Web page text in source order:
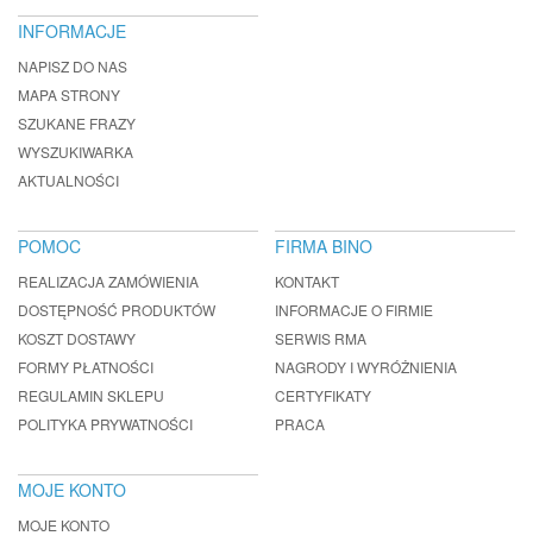
INFORMACJE
NAPISZ DO NAS
MAPA STRONY
SZUKANE FRAZY
WYSZUKIWARKA
AKTUALNOŚCI
POMOC
REALIZACJA ZAMÓWIENIA
DOSTĘPNOŚĆ PRODUKTÓW
KOSZT DOSTAWY
FORMY PŁATNOŚCI
REGULAMIN SKLEPU
POLITYKA PRYWATNOŚCI
FIRMA BINO
KONTAKT
INFORMACJE O FIRMIE
SERWIS RMA
NAGRODY I WYRÓŻNIENIA
CERTYFIKATY
PRACA
MOJE KONTO
MOJE KONTO